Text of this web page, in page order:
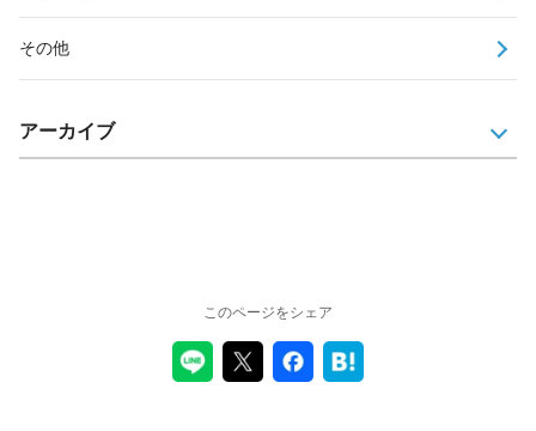
その他
アーカイブ
このページをシェア